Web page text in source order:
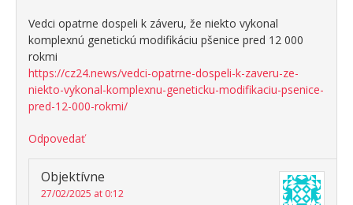
Vedci opatrne dospeli k záveru, že niekto vykonal
komplexnú genetickú modifikáciu pšenice pred 12 000
rokmi
https://cz24.news/vedci-opatrne-dospeli-k-zaveru-ze-
niekto-vykonal-komplexnu-geneticku-modifikaciu-psenice-
pred-12-000-rokmi/
Odpovedať
Objektívne
27/02/2025 at 0:12